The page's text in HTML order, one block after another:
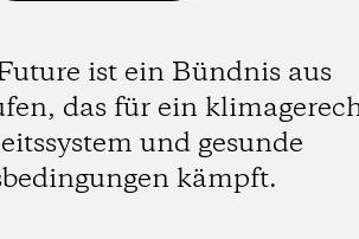
ist ein Bündnis aus
das für ein
und gesunde
kämpft.